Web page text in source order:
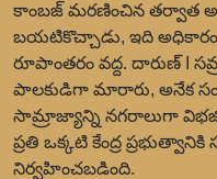
కాంబజ్ మరణించిన తర్వాత
బయటికొచ్చాడు, ఇది
రూపాంతరం వద్ద. దారుణ్ I
పాలకుడిగా మారారు, అనేక
సామ్రాజ్యాన్ని నగరాలుగా
ప్రతి ఒక్కటి కేంద్ర
నిర్వహించబడింది.